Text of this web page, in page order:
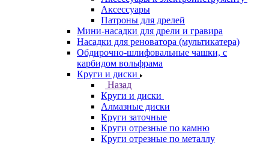
Аксессуары
Патроны для дрелей
Мини-насадки для дрели и гравира
Насадки для реноватора (мультикатера)
Обдирочно-шлифовальные чашки, с
карбидом вольфрама
Круги и диски
Назад
Круги и диски
Алмазные диски
Круги заточные
Круги отрезные по камню
Круги отрезные по металлу